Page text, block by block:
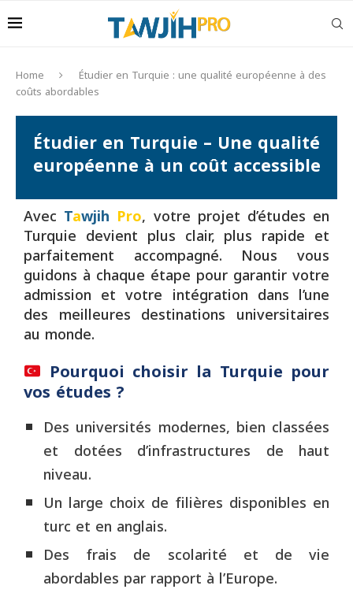
Home
Étudier en Turquie : une qualité européenne à des
coûts abordables
Étudier en Turquie – Une qualité
européenne à un coût accessible
Avec Tawjih Pro, votre projet d’études en
Turquie devient plus clair, plus rapide et
parfaitement accompagné. Nous vous
guidons à chaque étape pour garantir votre
admission et votre intégration dans l’une
des meilleures destinations universitaires
au monde.
Pourquoi choisir la Turquie pour
vos études ?
Des universités modernes, bien classées
et dotées d’infrastructures de haut
niveau.
Un large choix de filières disponibles en
turc et en anglais.
Des frais de scolarité et de vie
abordables par rapport à l’Europe.